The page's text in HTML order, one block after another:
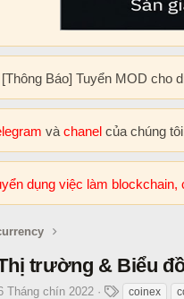
[Thông Báo] Tuyển MOD cho
và chanel của chúng
dụng việc làm blockchain,
trường & Biểu
Tháng chín 2022 coinex